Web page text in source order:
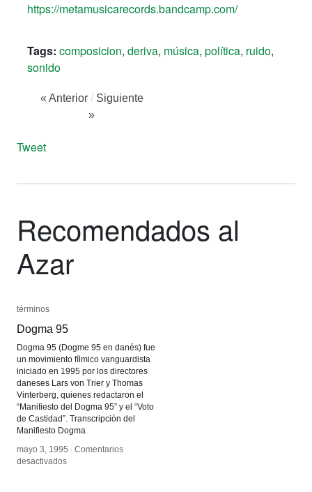
https://metamusicarecords.bandcamp.com/
Tags: composicion, deriva, música, política, ruido,
sonido
« Anterior / Siguiente
»
Tweet
Recomendados al
Azar
términos
Dogma 95
Dogma 95 (Dogme 95 en danés) fue
un movimiento fílmico vanguardista
iniciado en 1995 por los directores
daneses Lars von Trier y Thomas
Vinterberg, quienes redactaron el
“Manifiesto del Dogma 95” y el “Voto
de Castidad”. Transcripción del
Manifiesto Dogma
mayo 3, 1995 / Comentarios
desactivadosen
términos
Dogma 95
mayo 3, 1995 / Comentarios
desactivadosen